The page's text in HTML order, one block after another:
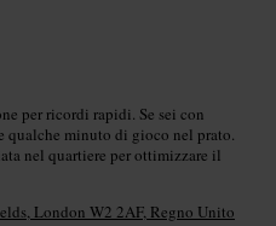
per ricordi rapidi. Se sei con
qualche minuto di gioco nel prato.
nel quartiere per ottimizzare il
London W2 2AF, Regno Unito